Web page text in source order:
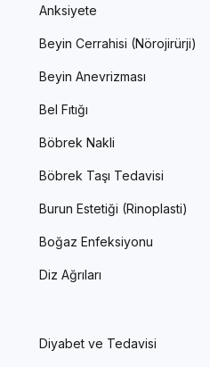
Anksiyete
Beyin Cerrahisi (Nörojirürji)
Beyin Anevrizması
Bel Fıtığı
Böbrek Nakli
Böbrek Taşı Tedavisi
Burun Estetiği (Rinoplasti)
Boğaz Enfeksiyonu
Diz Ağrıları
Diyabet ve Tedavisi